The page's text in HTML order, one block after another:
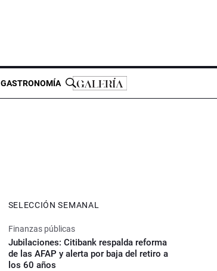
GASTRONOMÍA
SELECCIÓN SEMANAL
Finanzas públicas
Jubilaciones: Citibank respalda reforma
de las AFAP y alerta por baja del retiro a
los 60 años